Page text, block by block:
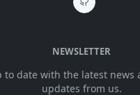
NEWSLETTER
to date with the latest news
updates from us.